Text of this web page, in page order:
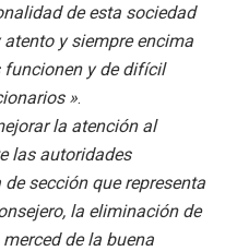
de esta sociedad
y siempre encima
funcionen y de difícil
».
la atención al
las autoridades
sección que representa
la eliminación de
de la buena